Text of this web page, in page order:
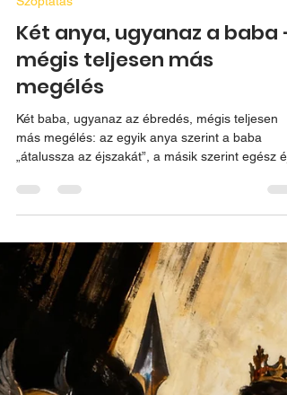
2025. dec. 2. 2 perc olvasás
Szoptatás
Két anya, ugyanaz a baba –
mégis teljesen más
megélés
„átalussza az éjszakát”, a másik szerint egész
fent vannak. Ez a történet arról szól, hogyan
változik meg az anyai megélés az együttalvás, a
testközelség és a megértés hatására. Nem a
babák lettek „jobb alvók” – a szemlélet változott.
cikk segít felismerni: az éjszakai ébredés nem
hiba, hanem normális csecsemői működés.